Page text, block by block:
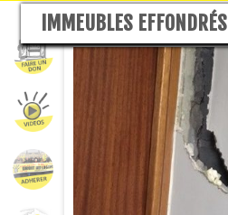
IMMEUBLES EFFONDRÉS